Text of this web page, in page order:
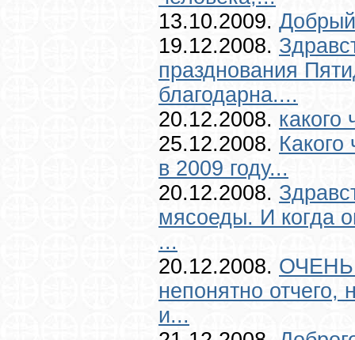
13.10.2009.
19.12.2008.
празднования
благодарна....
20.12.2008. какого
25.12.2008.
в 2009 году...
20.12.2008.
мясоеды. И когда
...
20.12.2008.
непонятно
и...